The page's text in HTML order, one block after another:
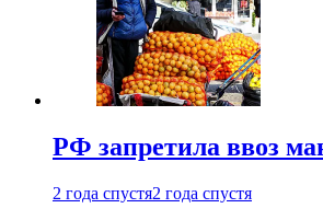
РФ запретила ввоз
2 года спустя2 года спустя